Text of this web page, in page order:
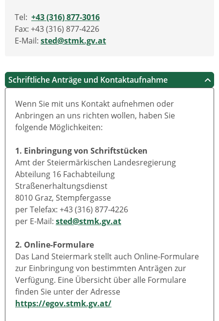
Tel: +43 (316) 877-3016
Fax: +43 (316) 877-4226
E-Mail: sted@stmk.gv.at
Schriftliche Anträge und Kontaktaufnahme
Wenn Sie mit uns Kontakt aufnehmen oder
Anbringen an uns richten wollen, haben Sie
folgende Möglichkeiten:
1. Einbringung von Schriftstücken
Amt der Steiermärkischen Landesregierung
Abteilung 16 Fachabteilung
Straßenerhaltungsdienst
8010 Graz, Stempfergasse
per Telefax: +43 (316) 877-4226
per E-Mail: sted@stmk.gv.at
2. Online-Formulare
Das Land Steiermark stellt auch Online-Formulare
zur Einbringung von bestimmten Anträgen zur
Verfügung. Eine Übersicht über alle Formulare
finden Sie unter der Adresse
https://egov.stmk.gv.at/